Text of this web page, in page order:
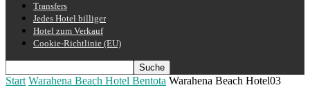
Transfers
Jedes Hotel billiger
Hotel zum Verkauf
Cookie-Richtlinie (EU)
Start Warahena Beach Hotel Bentota Warahena Beach Hotel03